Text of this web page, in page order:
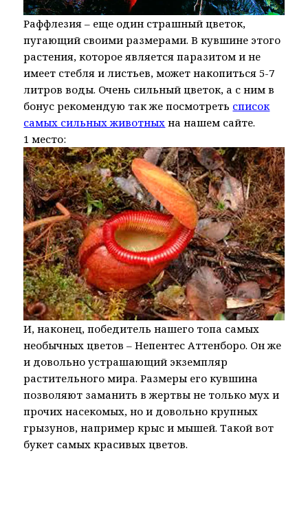
Раффлезия – еще один страшный цветок,
пугающий своими размерами. В кувшине этого
растения, которое является паразитом и не
имеет стебля и листьев, может накопиться 5-7
литров воды. Очень сильный цветок, а с ним в
бонус рекомендую так же посмотреть список
самых сильных животных на нашем сайте.
1 место:
И, наконец, победитель нашего топа самых
необычных цветов – Непентес Аттенборо. Он же
и довольно устрашающий экземпляр
растительного мира. Размеры его кувшина
позволяют заманить в жертвы не только мух и
прочих насекомых, но и довольно крупных
грызунов, например крыс и мышей. Такой вот
букет самых красивых цветов.